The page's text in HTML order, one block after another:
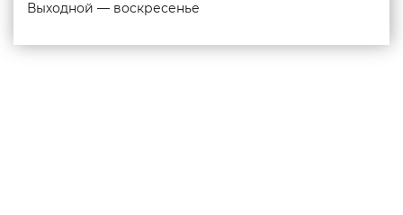
Выходной — воскресенье